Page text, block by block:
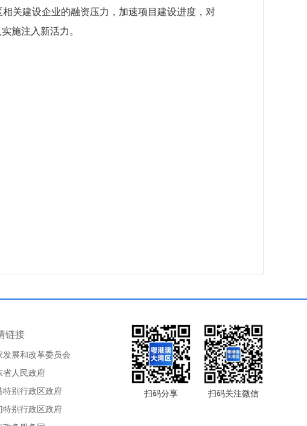
关建设企业的融资压力，加速项目建设进度，对
施注入新活力。
扫码分享 扫码关注微信
链接
发展和改革委员会
省人民政府
特别行政区政府
特别行政区政府